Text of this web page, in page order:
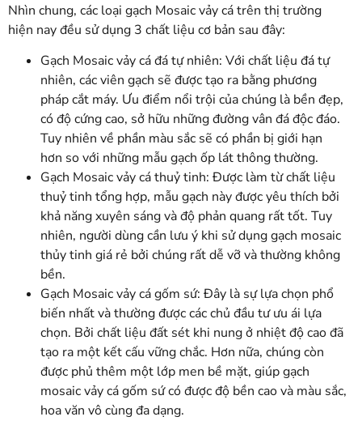
Nhìn chung, các loại gạch Mosaic vảy cá trên thị trường
hiện nay đều sử dụng 3 chất liệu cơ bản sau đây:
Gạch Mosaic vảy cá đá tự nhiên: Với chất liệu đá tự
nhiên, các viên gạch sẽ được tạo ra bằng phương
pháp cắt máy. Ưu điểm nổi trội của chúng là bền đẹp,
có độ cứng cao, sở hữu những đường vân đá độc đáo.
Tuy nhiên về phần màu sắc sẽ có phần bị giới hạn
hơn so với những mẫu gạch ốp lát thông thường.
Gạch Mosaic vảy cá thuỷ tinh: Được làm từ chất liệu
thuỷ tinh tổng hợp, mẫu gạch này được yêu thích bởi
khả năng xuyên sáng và độ phản quang rất tốt. Tuy
nhiên, người dùng cần lưu ý khi sử dụng gạch mosaic
thủy tinh giá rẻ bởi chúng rất dễ vỡ và thường không
bền.
Gạch Mosaic vảy cá gốm sứ: Đây là sự lựa chọn phổ
biến nhất và thường được các chủ đầu tư ưu ái lựa
chọn. Bởi chất liệu đất sét khi nung ở nhiệt độ cao đã
tạo ra một kết cấu vững chắc. Hơn nữa, chúng còn
được phủ thêm một lớp men bề mặt, giúp gạch
mosaic vảy cá gốm sứ có được độ bền cao và màu sắc,
hoa văn vô cùng đa dạng.